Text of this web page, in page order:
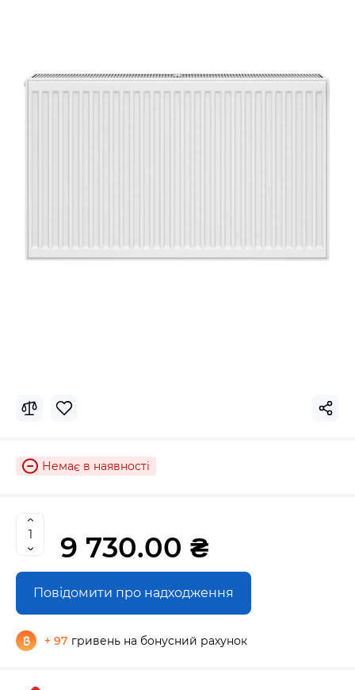
Немає в наявності
9 730.00 ₴
Повідомити про надходження
+ 97 гривень на бонусний рахунок